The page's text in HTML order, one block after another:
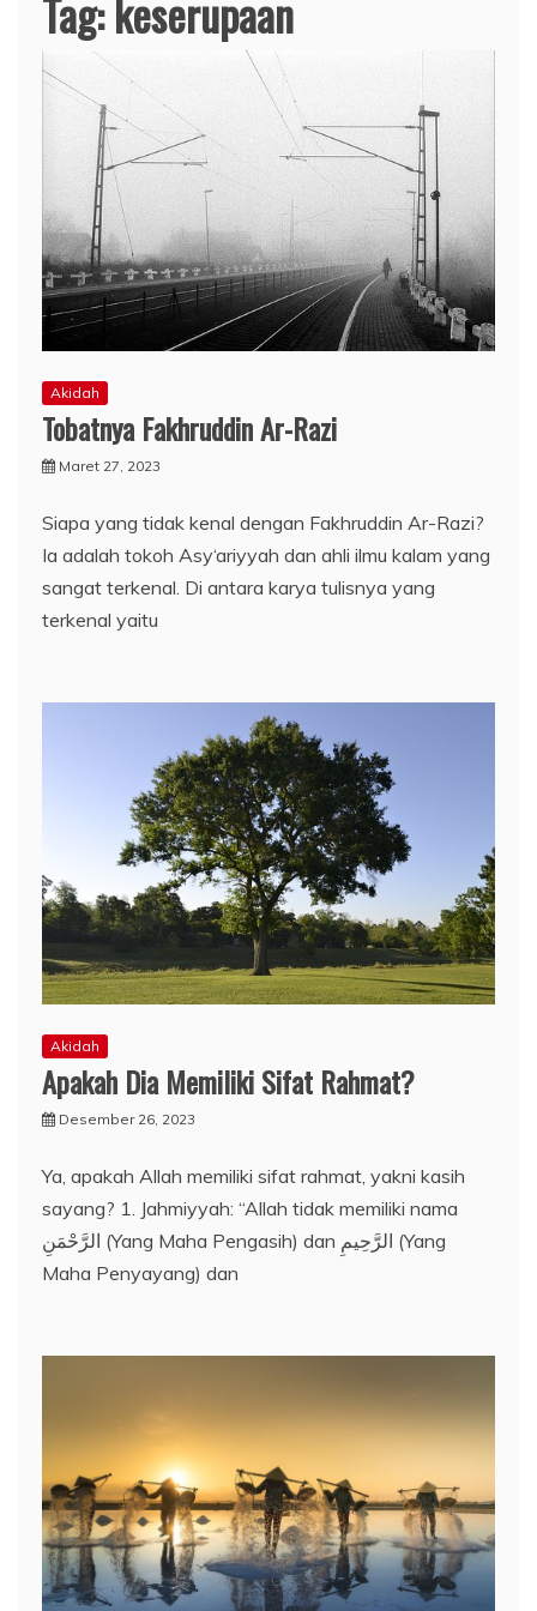
Tag:keserupaan
Akidah
Tobatnya Fakhruddin Ar-Razi
Maret 27, 2023
Siapa yang tidak kenal dengan Fakhruddin Ar-Razi?
Ia adalah tokoh Asy‘ariyyah dan ahli ilmu kalam yang
sangat terkenal. Di antara karya tulisnya yang
terkenal yaitu
Akidah
Apakah Dia Memiliki Sifat Rahmat?
Desember 26, 2023
Ya, apakah Allah memiliki sifat rahmat, yakni kasih
sayang? 1. Jahmiyyah: “Allah tidak memiliki nama
الرَّحْمَنِ (Yang Maha Pengasih) dan الرَّحِيمِ (Yang
Maha Penyayang) dan